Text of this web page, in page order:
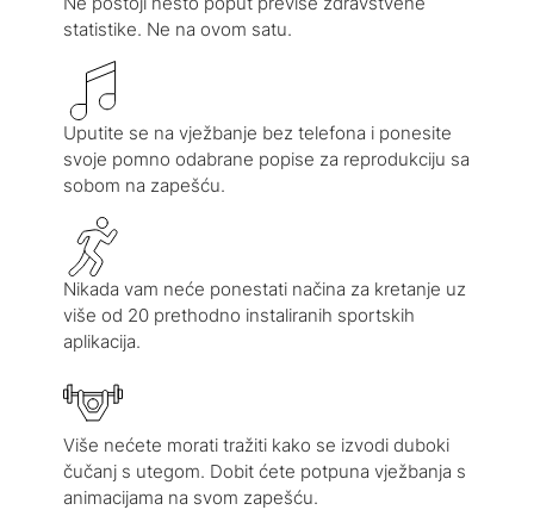
statistike. Ne na ovom satu.
Uputite se na vježbanje bez telefona i ponesite
svoje pomno odabrane popise za reprodukciju sa
sobom na zapešću.
Nikada vam neće ponestati načina za kretanje uz
više od 20 prethodno instaliranih sportskih
aplikacija.
Više nećete morati tražiti kako se izvodi duboki
čučanj s utegom. Dobit ćete potpuna vježbanja s
animacijama na svom zapešću.